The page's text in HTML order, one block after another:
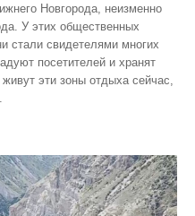
Новгорода, неизменно
У этих общественных
стали свидетелями многих
посетителей и хранят
эти зоны отдыха сейчас,